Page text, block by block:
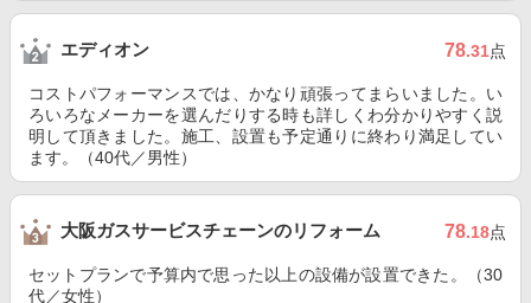
エディオン 78.31点
コストパフォーマンスでは、かなり頑張ってまらいました。い
ろいろなメーカーを選んだりする時も詳しくわ分かりやすく説
明して頂きました。施工、設置も予定通りに終わり満足してい
ます。（40代／男性）
大阪ガスサービスチェーンのリフォーム 78.18点
セットプランで予算内で思った以上の設備が設置できた。（30
代／女性）